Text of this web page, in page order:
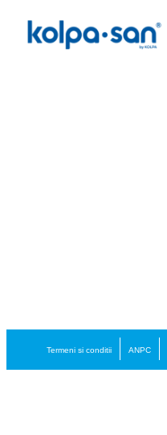
Termeni si conditii ANPC